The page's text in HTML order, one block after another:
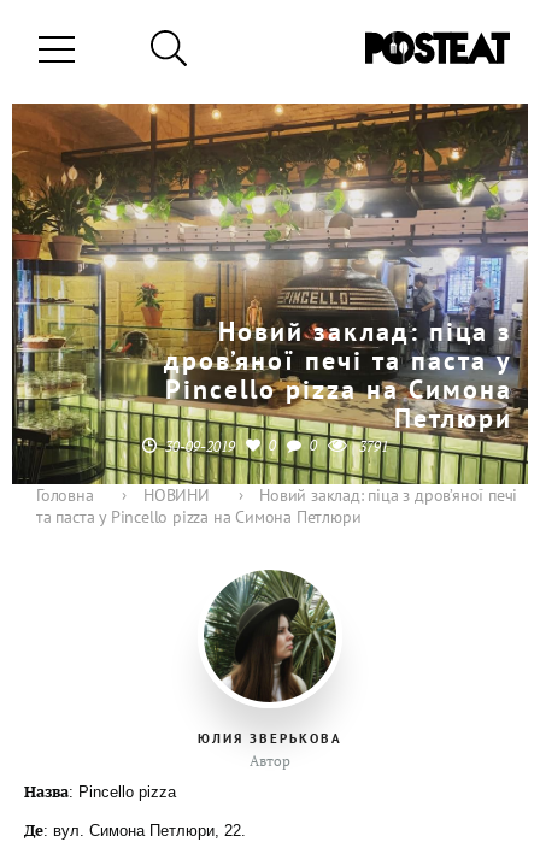
Новий заклад: піца з
дров’яної печі та паста у
Pincello pizza на Симона
Петлюри
30-09-2019 0 0 3791
Головна › НОВИНИ ›
Новий заклад: піца з дров’яної печі
та паста у Pincello pizza на Симона Петлюри
ЮЛИЯ ЗВЕРЬКОВА
Автор
Назва: Pincello pizza
Де: вул. Симона Петлюри, 22.